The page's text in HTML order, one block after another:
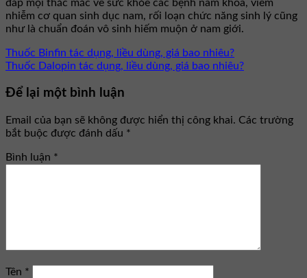
đáp mọi thắc mắc về sức khỏe các bệnh nam khoa, viêm
nhiễm cơ quan sinh dục nam, rối loạn chức năng sinh lý cũng
như là chuẩn đoán vô sinh hiếm muộn ở nam giới.
Thuốc Binfin tác dụng, liều dùng, giá bao nhiêu?
Thuốc Dalopin tác dụng, liều dùng, giá bao nhiêu?
Để lại một bình luận
Email của bạn sẽ không được hiển thị công khai. Các trường
bắt buộc được đánh dấu *
Bình luận *
Tên *